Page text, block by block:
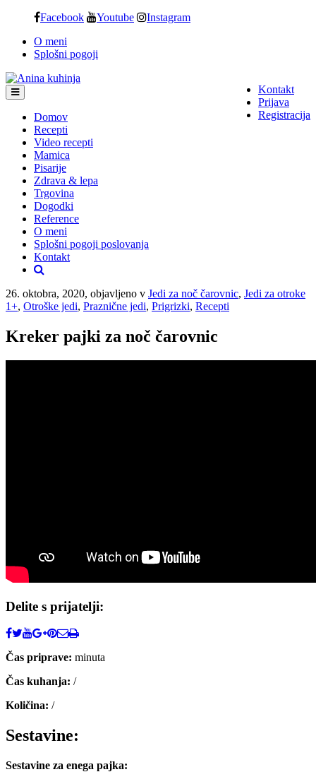
content
Facebook Youtube Instagram
O meni
Splošni pogoji
Kontakt
Prijava
Registracija
Domov
Recepti
Video recepti
Mamica
Pisarije
Zdrava & lepa
Trgovina
Dogodki
Reference
O meni
Splošni pogoji poslovanja
Kontakt
26. oktobra, 2020, objavljeno v Jedi za noč čarovnic, Jedi za otroke
1+, Otroške jedi, Praznične jedi, Prigrizki, Recepti
Kreker pajki za noč čarovnic
Delite s prijatelji:
Čas priprave: minuta
Čas kuhanja: /
Količina: /
Sestavine:
Sestavine za enega pajka: